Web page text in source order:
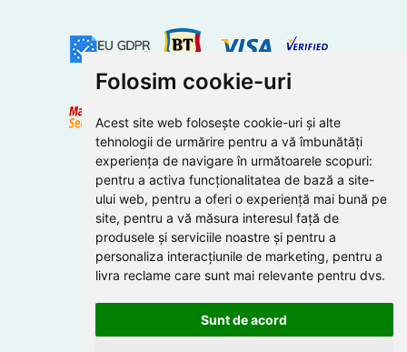
Folosim cookie-uri
Acest site web folosește cookie-uri și alte
tehnologii de urmărire pentru a vă îmbunătăți
experiența de navigare în următoarele scopuri:
pentru a activa funcționalitatea de bază a site-
ului web, pentru a oferi o experiență mai bună pe
site, pentru a vă măsura interesul față de
produsele și serviciile noastre și pentru a
personaliza interacțiunile de marketing, pentru a
livra reclame care sunt mai relevante pentru dvs.
Sunt de acord